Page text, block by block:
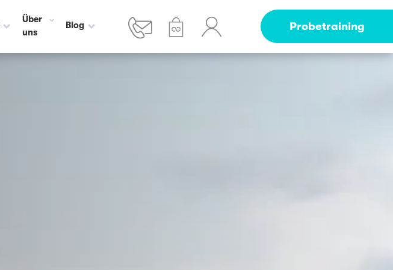
Über
uns
Blog Probetraining